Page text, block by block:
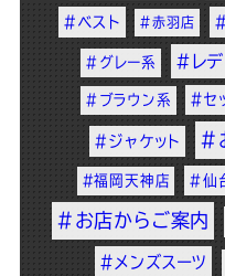
#ベスト #赤羽店
#グレー系 #レデ
#ブラウン系 #セ
#ジャケット #
#福岡天神店 #仙
#お店からご案内
#メンズスーツ